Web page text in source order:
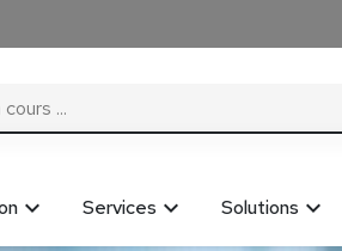
Services Solutions